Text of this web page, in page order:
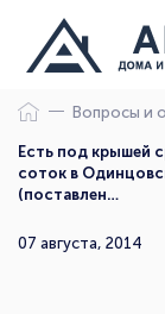
Вопросы и
Есть под крышей
соток в
(поставлен…
07 августа, 2014